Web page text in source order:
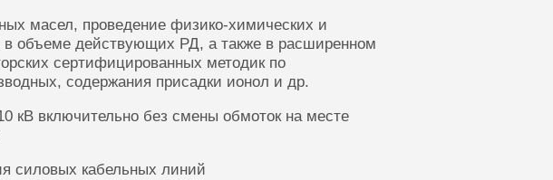
масел, проведение физико-химических и
в объеме действующих РД, а также в расширенном
сертифицированных методик по
содержания присадки ионол и др.
кВ включительно без смены обмоток на месте
силовых кабельных линий